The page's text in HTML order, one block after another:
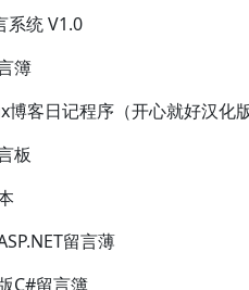
系统 V1.0
簿
博客日记程序（开心就好汉化
板
留言薄
C#留言簿